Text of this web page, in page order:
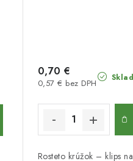
0,57 € bez DPH
0,70 €
Rosteto krúžok – klips